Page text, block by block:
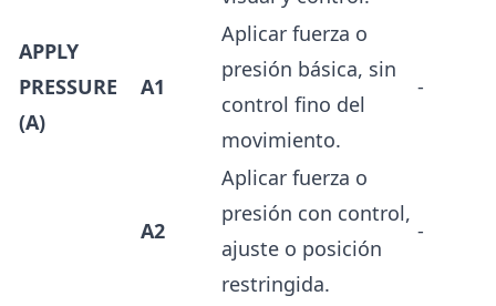
APPLY
PRESSURE
(A)
A1
Aplicar fuerza o
presión básica, sin
control fino del
movimiento.
-
A2
Aplicar fuerza o
presión con control,
ajuste o posición
restringida.
-